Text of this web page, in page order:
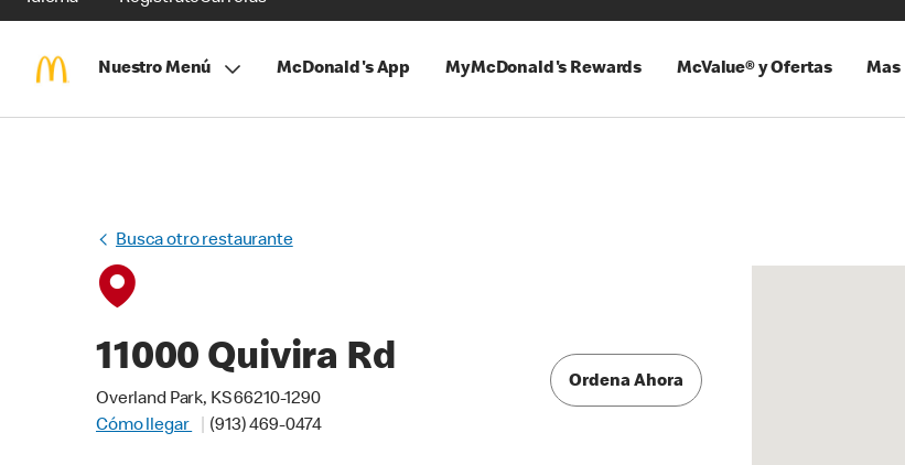
Nuestro Menú McDonald's App MyMcDonald's Rewards McValue® y Ofertas Mas
Busca otro restaurante
11000 Quivira Rd
Overland Park, KS 66210-1290
Cómo llegar
(913) 469-0474
Ordena Ahora